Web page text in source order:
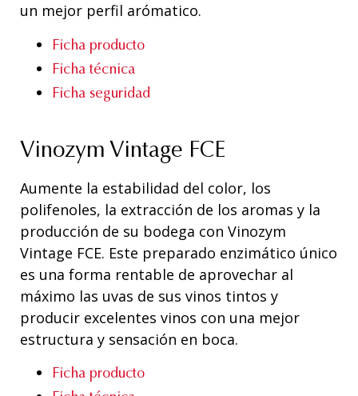
un mejor perfil arómatico.
Ficha producto
Ficha técnica
Ficha seguridad
Vinozym Vintage FCE
Aumente la estabilidad del color, los
polifenoles, la extracción de los aromas y la
producción de su bodega con Vinozym
Vintage FCE. Este preparado enzimático único
es una forma rentable de aprovechar al
máximo las uvas de sus vinos tintos y
producir excelentes vinos con una mejor
estructura y sensación en boca.
Ficha producto